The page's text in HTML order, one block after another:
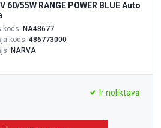
60/55W RANGE POWER BLUE Auto
kods: NA48677
kods: 486773000
NARVA
Ir noliktavā